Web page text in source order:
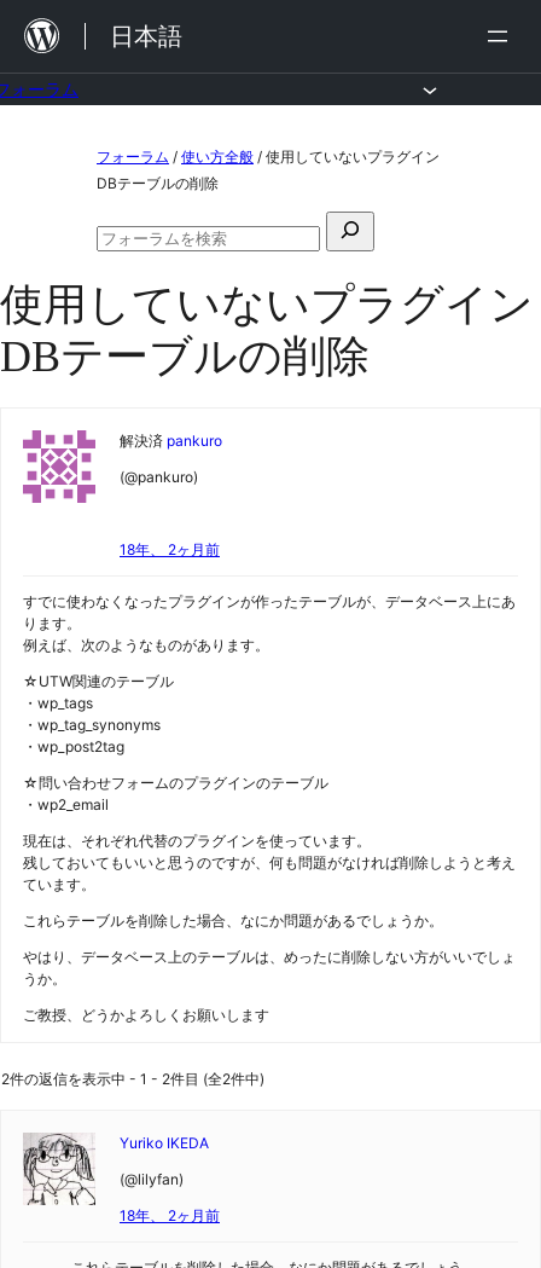
を
日本語
ォーラム
ツ
へ
ス
フォーラム / 使い方全般 / 使用していないプラグイン
DBテーブルの削除
検
対
フ
ォ
ー
ム
の
使用していないプラグイン
DBテーブルの削除
解決済 pankuro
(@pankuro)
18年、 2ヶ月前
すでに使わなくなったプラグインが作ったテーブルが、データベース上にあ
ります。
例えば、次のようなものがあります。
☆UTW関連のテーブル
・wp_tags
・wp_tag_synonyms
・wp_post2tag
☆問い合わせフォームのプラグインのテーブル
・wp2_email
現在は、それぞれ代替のプラグインを使っています。
残しておいてもいいと思うのですが、何も問題がなければ削除しようと考え
ています。
これらテーブルを削除した場合、なにか問題があるでしょうか。
やはり、データベース上のテーブルは、めったに削除しない方がいいでしょ
うか。
ご教授、どうかよろしくお願いします
2件の返信を表示中 - 1 - 2件目 (全2件中)
Yuriko IKEDA
(@lilyfan)
18年、 2ヶ月前